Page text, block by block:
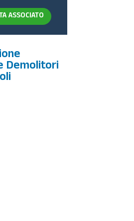
ASSOCIATO
Demolitori